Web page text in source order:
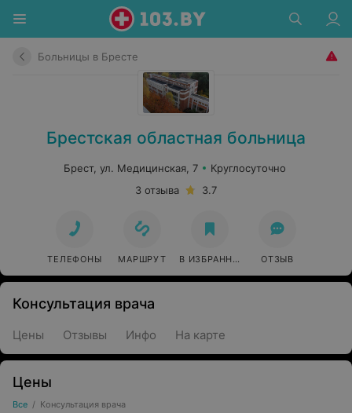
Больницы в Бресте
Брестская областная больница
Брест, ул. Медицинская, 7
Круглосуточно
3 отзыва
3.7
ТЕЛЕФОНЫ МАРШРУТ В ИЗБРАННОЕ ОТЗЫВ
Консультация врача
Цены Отзывы Инфо На карте
Цены
Все / Консультация врача